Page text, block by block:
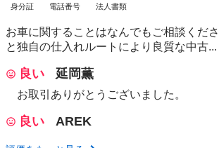
身分証 電話番号 法人書類
お車に関することはなんでもご相談くだ
と独自の仕入れルートにより良質な中古...
良い 延岡薫
お取引ありがとうございました。
良い AREK